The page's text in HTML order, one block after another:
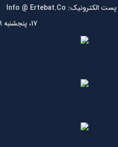
17، پنجشنبه 9 الی 13